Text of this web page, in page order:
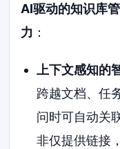
AI驱动的知识库
力 ：
上下文感知的
跨越文档、任
问时可自动关
非仅提供链接